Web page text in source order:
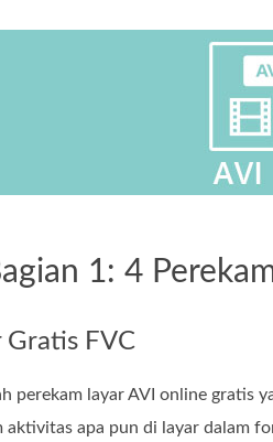
1: 4
Gratis FVC
perekam layar AVI online gratis
apa pun di layar dalam